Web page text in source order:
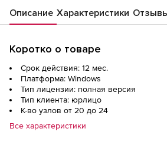
Описание Характеристики
Коротко о товаре
Срок действия: 12 мес.
Платформа: Windows
Тип лицензии: полная версия
Тип клиента: юрлицо
К-во узлов от 20 до 24
Все характеристики